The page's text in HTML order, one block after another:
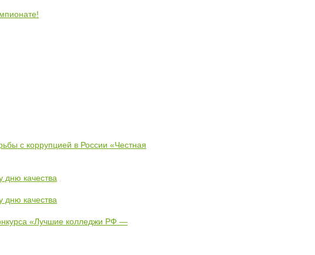
с коррупцией в России «Честная
дню качества
дню качества
«Лучшие колледжи РФ —